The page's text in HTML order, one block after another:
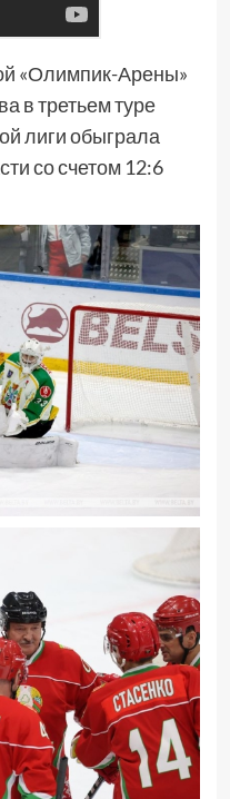
«Олимпик-Арены»
в третьем туре
лиги обыграла
со счетом 12:6